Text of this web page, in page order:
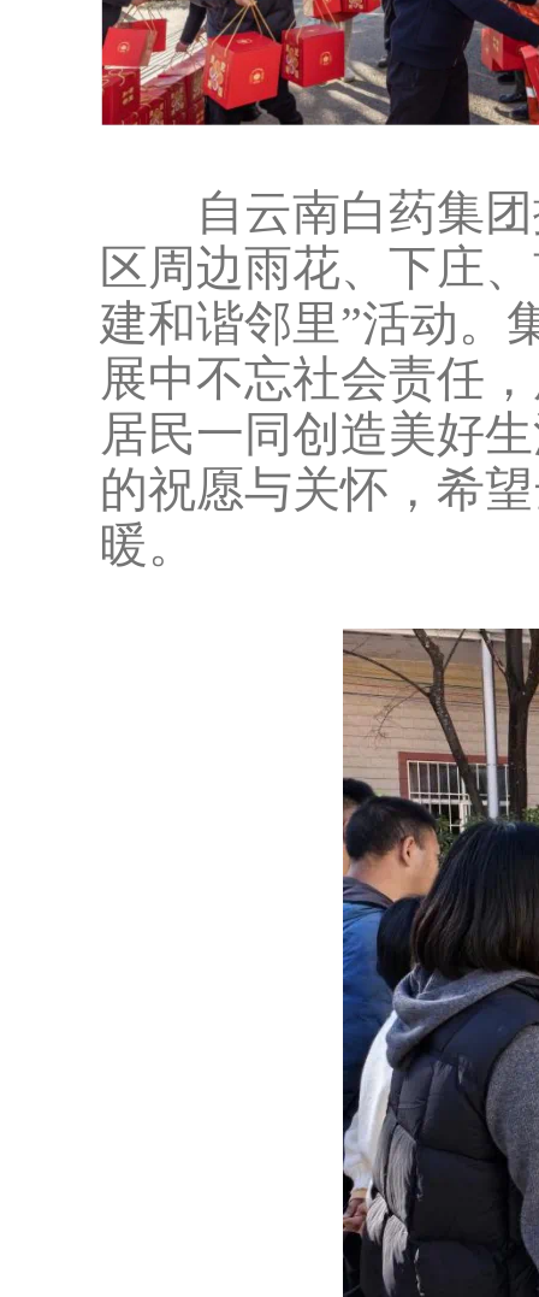
自云南白药集团
区周边雨花、下庄
建和谐邻里”活动。
展中不忘社会责任
居民一同创造美好
的祝愿与关怀，希
暖。